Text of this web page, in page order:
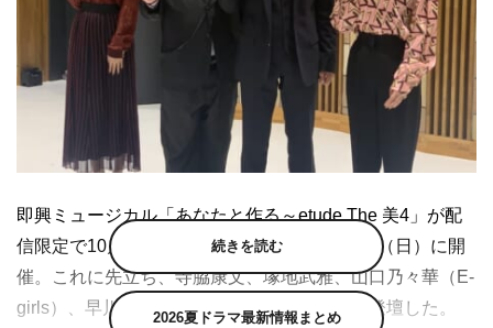
即興ミュージカル「あなたと作る～etude The 美4」が配
信限定で10月21日（水）、23日（金）、24日（日）に開
催。これに先立ち、寺脇康文、塚地武雅、山口乃々華（E-
girls）、早川聖来（乃木坂46）が制作発表に登壇した。
続きを読む
2026夏ドラマ最新情報まとめ